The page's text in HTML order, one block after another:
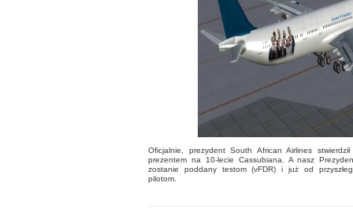
Oficjalnie, prezydent South African Airlines
prezentem na 10-lecie Cassubiana. A nasz
zostanie poddany testom (vFDR) i już od
pilotom.